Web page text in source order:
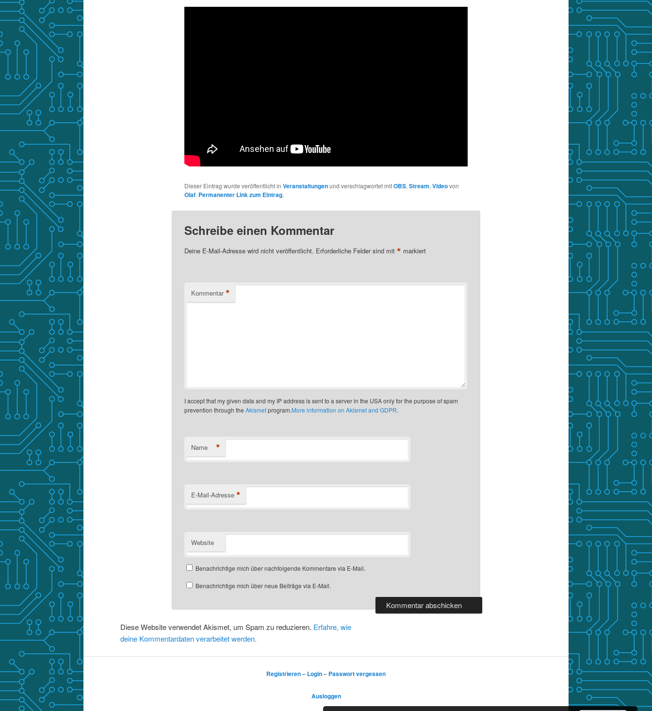
Dieser Eintrag wurde veröffentlicht in Veranstaltungenund verschlagwortet mitOBS, Stream, Videovon
Olaf. Permanenter Link zum Eintrag.
Schreibe einen Kommentar
Deine E-Mail-Adresse wird nicht veröffentlicht. Erforderliche Felder sind mit * markiert
Kommentar *
I accept that my given data and my IP address is sent to a server in the USA only for the purpose of spam
prevention through the Akismetprogram.More information on Akismet and GDPR.
Name *
E-Mail-Adresse *
Website
Benachrichtige mich über nachfolgende Kommentare via E-Mail.
Benachrichtige mich über neue Beiträge via E-Mail.
Diese Website verwendet Akismet, um Spam zu reduzieren. Erfahre, wie
deine Kommentardaten verarbeitet werden.
Registrieren– Login– Passwort vergessen
Ausloggen